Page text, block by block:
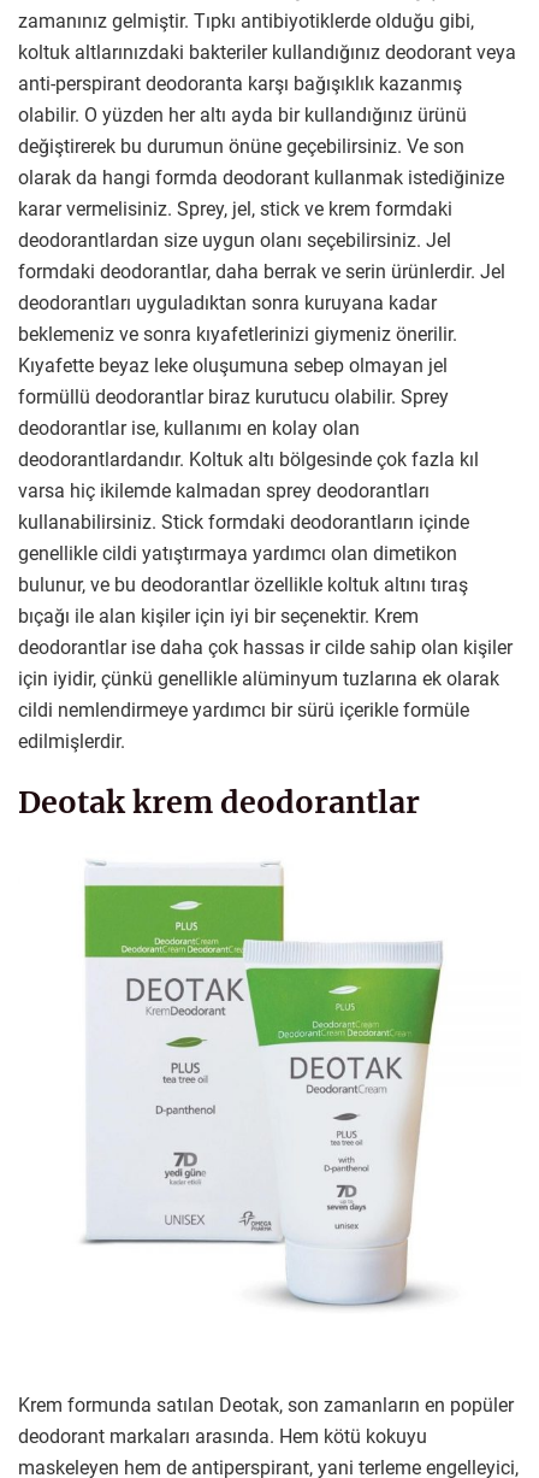
zamanınız gelmiştir. Tıpkı antibiyotiklerde olduğu gibi,
koltuk altlarınızdaki bakteriler kullandığınız deodorant veya
anti-perspirant deodoranta karşı bağışıklık kazanmış
olabilir. O yüzden her altı ayda bir kullandığınız ürünü
değiştirerek bu durumun önüne geçebilirsiniz. Ve son
olarak da hangi formda deodorant kullanmak istediğinize
karar vermelisiniz. Sprey, jel, stick ve krem formdaki
deodorantlardan size uygun olanı seçebilirsiniz. Jel
formdaki deodorantlar, daha berrak ve serin ürünlerdir. Jel
deodorantları uyguladıktan sonra kuruyana kadar
beklemeniz ve sonra kıyafetlerinizi giymeniz önerilir.
Kıyafette beyaz leke oluşumuna sebep olmayan jel
formüllü deodorantlar biraz kurutucu olabilir. Sprey
deodorantlar ise, kullanımı en kolay olan
deodorantlardandır. Koltuk altı bölgesinde çok fazla kıl
varsa hiç ikilemde kalmadan sprey deodorantları
kullanabilirsiniz. Stick formdaki deodorantların içinde
genellikle cildi yatıştırmaya yardımcı olan dimetikon
bulunur, ve bu deodorantlar özellikle koltuk altını tıraş
bıçağı ile alan kişiler için iyi bir seçenektir. Krem
deodorantlar ise daha çok hassas ir cilde sahip olan kişiler
için iyidir, çünkü genellikle alüminyum tuzlarına ek olarak
cildi nemlendirmeye yardımcı bir sürü içerikle formüle
edilmişlerdir.
Deotak krem deodorantlar
Krem formunda satılan Deotak, son zamanların en popüler
deodorant markaları arasında. Hem kötü kokuyu
maskeleyen hem de antiperspirant, yani terleme engelleyici,